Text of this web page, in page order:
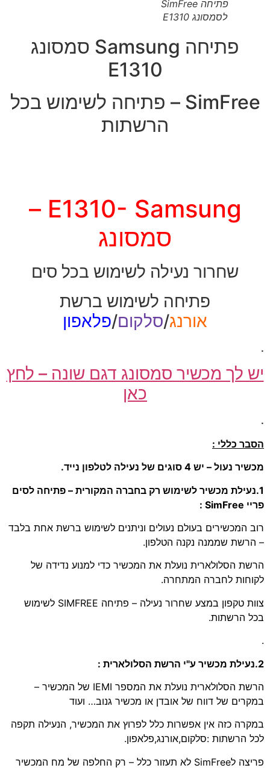
פתיחה SimFree
לסמסונג E1310
פתיחה Samsung סמסונג
E1310
SimFree – פתיחה לשימוש בכל
הרשתות
E1310- Samsung –
סמסונג
שחרור נעילה לשימוש בכל סים
פתיחה לשימוש ברשת
אורנג/סלקום/פלאפון
.
יש לך מכשיר סמסונג דגם שונה – לחץ
כאן
.
הסבר כללי :
מכשיר נעול – יש 4 סוגים של נעילה לטלפון נייד.
1.נעילת מכשיר לשימוש רק בחברה המקורית – פתיחה לסים
פריי SimFree :
רוב המכשירים בעולם נעולים וניתנים לשימוש ברשת אחת בלבד
– הרשת שממנה נקנה הטלפון.
הרשת הסלולארית נועלת את המכשיר כדי למנוע נדידה של
לקוחות לחברה המתחרה.
צוות טקפון במצע שחרור נעילה – פתיחה SIMFREE לשימוש
בכל הרשתות.
.
2.נעילת מכשיר ע"י הרשת הסלולארית :
הרשת הסלולארית נועלת את המספר IEMI של המכשיר –
במקרים של דווח של אובדן או מכשיר גנוב… ועוד
במקרה כזה אין אפשרות כלל לפרוץ את המכשיר, הנעילה תקפה
לכל הרשתות :סלקום,אורנג,פלאפון.
פריצה לSimFree לא תעזור כלל – רק החלפה של מח המכשיר